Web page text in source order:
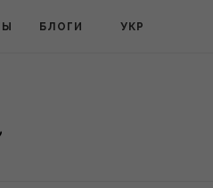
БЛОГИ УКР